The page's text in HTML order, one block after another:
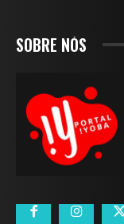
SOBRE NÓS